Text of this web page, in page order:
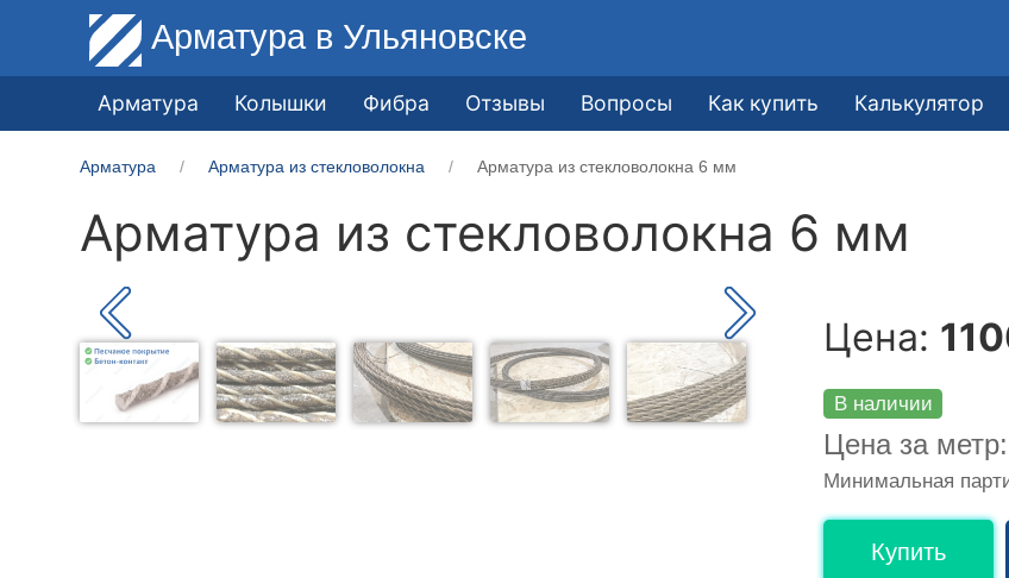
Арматура в Ульяновске
Арматура Колышки Фибра Отзывы Вопросы Как купить Калькулятор
Арматура Арматура из стекловолокна Арматура из стекловолокна 6 мм
Арматура из стекловолокна 6 мм
Цена:
В наличии
Цена за метр:
Минимальная
Купить